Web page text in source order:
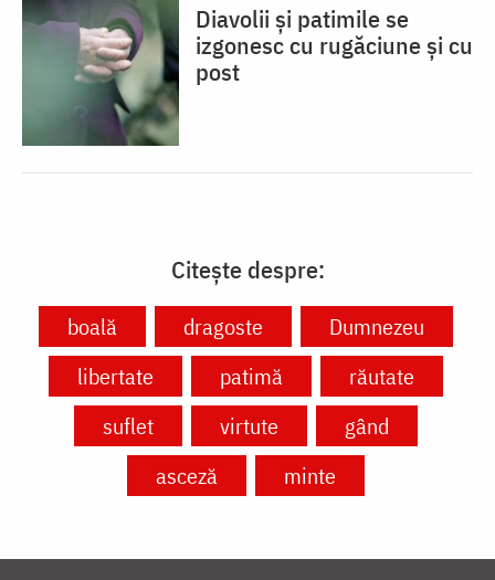
Diavolii și patimile se
izgonesc cu rugăciune și cu
post
Citește despre:
boală dragoste
Dumnezeu
libertate
patimă
răutate
suflet
virtute
gând
asceză
minte